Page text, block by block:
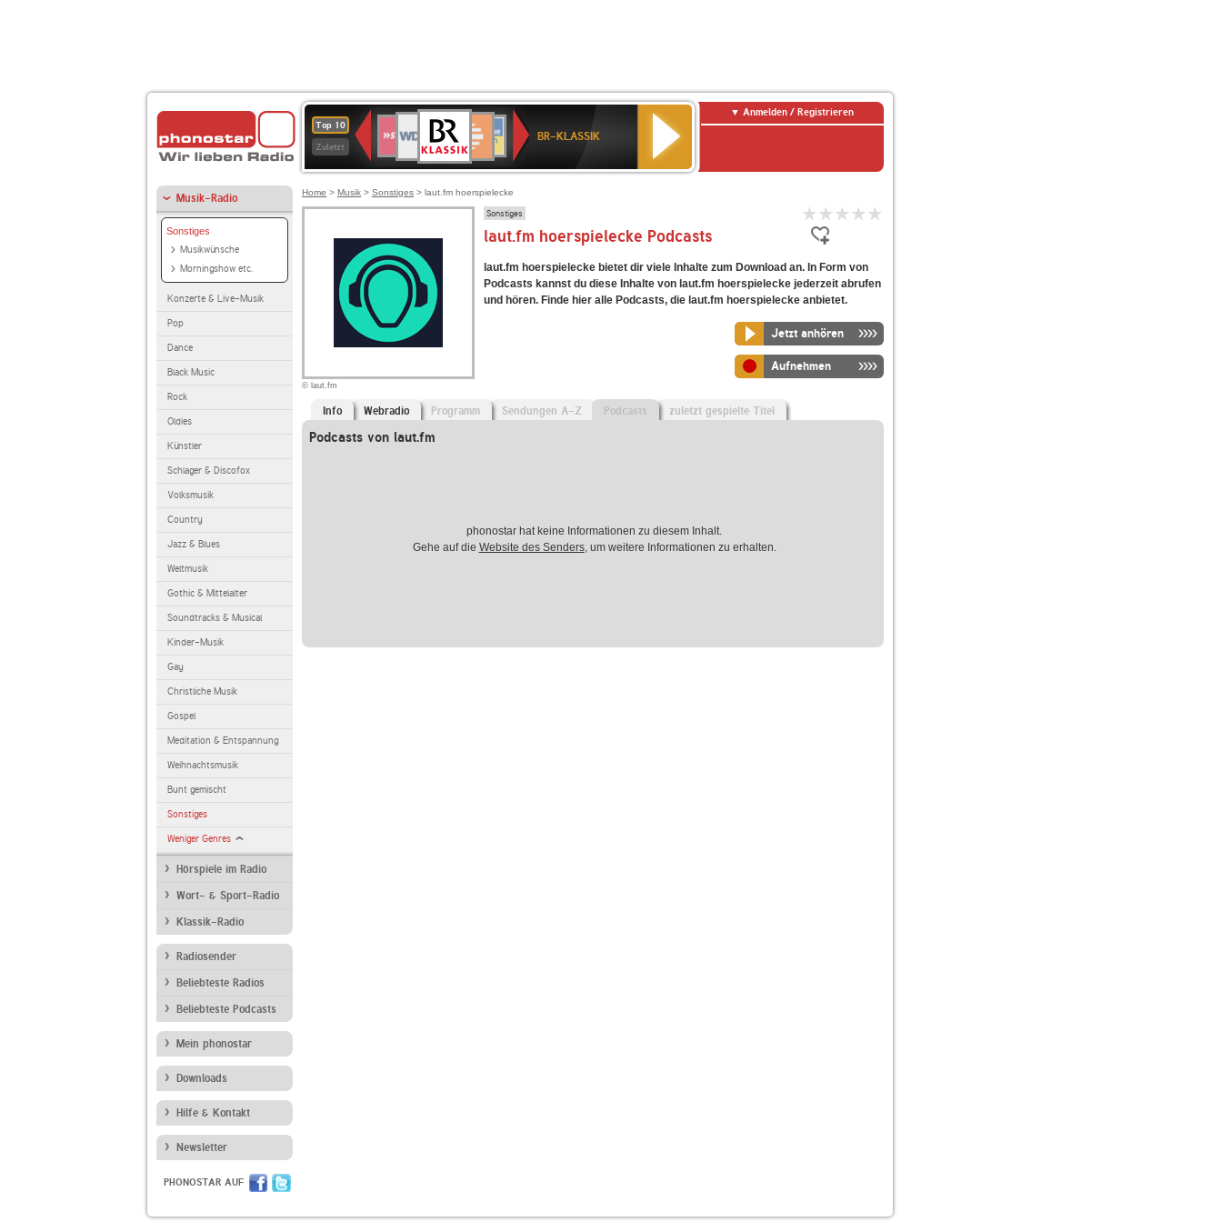
Top 10
Zuletzt
Deutschlandfunk
80er
90er
OLDIE
ANTENNE
4
BR-
KLASSIK
Deutschlandfunk
Kultur
ANTENNE
BAYERN
SWR
Kultur
NDR
2
BR-KLASSIK
Anmelden / Registrieren
Musik-Radio
Sonstiges
Musikwünsche
Morningshow etc.
Konzerte & Live-Musik
Pop
Dance
Black Music
Rock
Oldies
Künstler
Schlager & Discofox
Volksmusik
Country
Jazz & Blues
Weltmusik
Gothic & Mittelalter
Soundtracks & Musical
Kinder-Musik
Gay
Christliche Musik
Gospel
Meditation & Entspannung
Weihnachtsmusik
Bunt gemischt
Sonstiges
Weniger Genres
Hörspiele im Radio
Wort- & Sport-Radio
Klassik-Radio
Radiosender
Beliebteste Radios
Beliebteste Podcasts
Mein phonostar
Downloads
Hilfe & Kontakt
Newsletter
PHONOSTAR AUF
Home > Musik > Sonstiges > laut.fm hoerspielecke
© laut.fm
Sonstiges
laut.fm hoerspielecke Podcasts
laut.fm hoerspielecke bietet dir viele Inhalte zum Download an. In Form von
Podcasts kannst du diese Inhalte von laut.fm hoerspielecke jederzeit abrufen
und hören. Finde hier alle Podcasts, die laut.fm hoerspielecke anbietet.
Jetzt anhören
Aufnehmen
Info Webradio Programm Sendungen A-Z Podcasts zuletzt gespielte Titel
Podcasts von laut.fm
phonostar hat keine Informationen zu diesem Inhalt.
Gehe auf die Website des Senders, um weitere Informationen zu erhalten.